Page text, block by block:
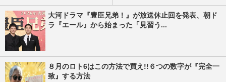
大河ドラマ『豊臣兄弟！』が放送休止回を発表、朝ド
ラ『エール』から始まった「見習う...
８月のロト6はこの方法で買え!!６つの数字が『完全一
致』する方法